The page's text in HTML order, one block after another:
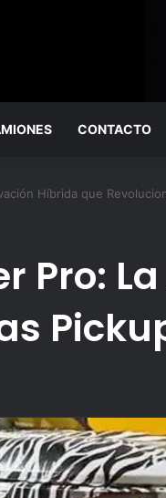
CONTACTO
Híbrida que
Pro: